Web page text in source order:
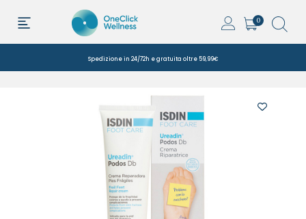
0
Spedizione in 24/72h e gratuita oltre 59,99€